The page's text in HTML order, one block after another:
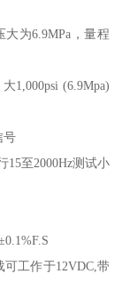
为6.9MPa，量程
1,000psi (6.9Mpa)
号
15至2000Hz测试小
可工作于12VDC,带